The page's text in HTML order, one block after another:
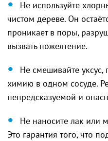
Не используйте
чистом дереве. Он
проникает в поры,
вызвать пожелтение.
Не смешивайте уксус,
химию в одном сосуде.
непредсказуемой и
Не наносите лак или
Это гарантия того, что